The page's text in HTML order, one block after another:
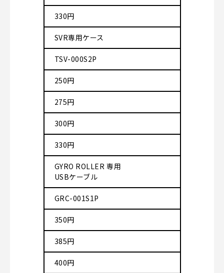
330円
SVR専用ケース
TSV-000S2P
250円
275円
300円
330円
GYRO ROLLER 専用
USBケーブル
GRC-001S1P
350円
385円
400円